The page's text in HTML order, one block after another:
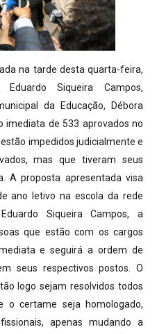
na tarde desta quarta-feira,
Siqueira Campos,
da Educação, Débora
imediata de 533 aprovados no
impedidos judicialmente e
mas que tiveram seus
A proposta apresentada visa
ano letivo na escola da rede
Siqueira Campos, a
que estão com os cargos
e seguirá a ordem de
seus respectivos postos. O
logo sejam resolvidos todos
o certame seja homologado,
apenas mudando a